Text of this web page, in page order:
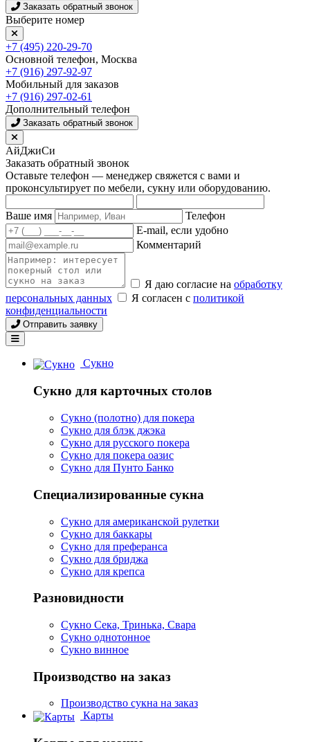
Заказать обратный звонок
Выберите номер
+7 (495) 220-29-70
Основной телефон, Москва
+7 (916) 297-92-97
Мобильный для заказов
+7 (916) 297-02-61
Дополнительный телефон
Заказать обратный звонок
АйДжиСи
Заказать обратный звонок
Оставьте телефон — менеджер свяжется с вами и
проконсультирует по мебели, сукну или оборудованию.
Ваше имя
Телефон
E-mail, если удобно
Комментарий
Я даю согласие на обработку
персональных данных
Я согласен с политикой
конфиденциальности
Отправить заявку
Сукно
Сукно для карточных столов
Сукно (полотно) для покера
Сукно для блэк джэка
Сукно для русского покера
Сукно для покера оазис
Сукно для Пунто Банко
Специализированные сукна
Сукно для американской рулетки
Сукно для баккары
Сукно для преферанса
Сукно для бриджа
Сукно для крепса
Разновидности
Сукно Сека, Тринька, Свара
Сукно однотонное
Сукно винное
Производство на заказ
Производство сукна на заказ
Карты